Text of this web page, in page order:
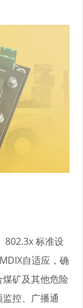
802.3x 标准设
自适应，确
煤矿及其他危险
控、广播通